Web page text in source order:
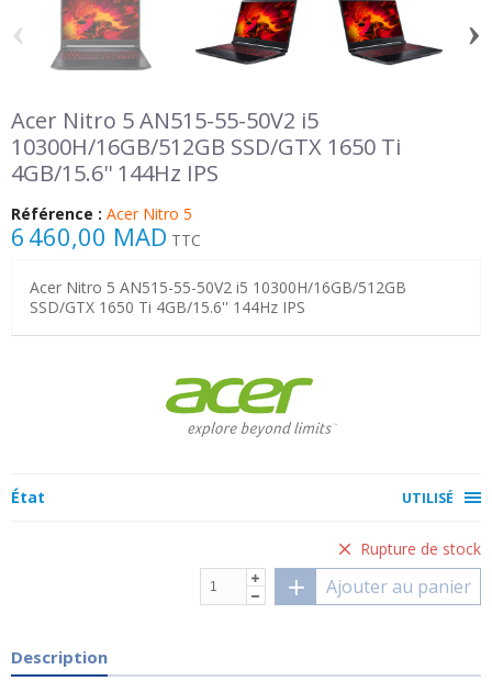
‹ ›
Acer Nitro 5 AN515-55-50V2 i5
10300H/16GB/512GB SSD/GTX 1650 Ti
4GB/15.6'' 144Hz IPS
Référence : Acer Nitro 5
6 460,00 MAD TTC
Acer Nitro 5 AN515-55-50V2 i5 10300H/16GB/512GB
SSD/GTX 1650 Ti 4GB/15.6'' 144Hz IPS
État UTILISÉ
Rupture de stock
Ajouter au panier
Description